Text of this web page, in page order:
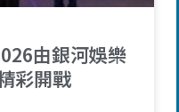
由銀河娛樂
彩開戰